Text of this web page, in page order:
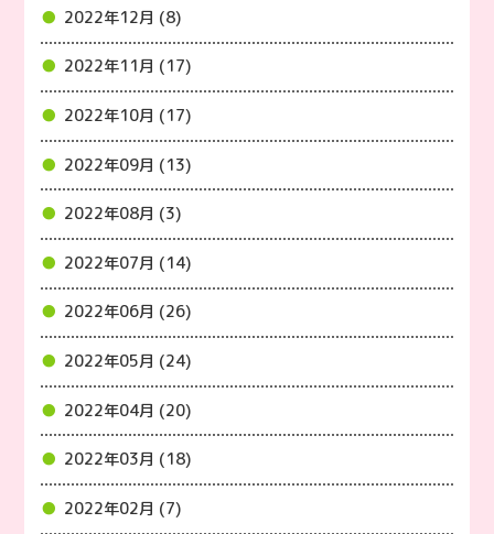
2022年12月 (8)
2022年11月 (17)
2022年10月 (17)
2022年09月 (13)
2022年08月 (3)
2022年07月 (14)
2022年06月 (26)
2022年05月 (24)
2022年04月 (20)
2022年03月 (18)
2022年02月 (7)